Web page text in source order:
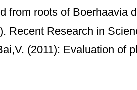
from roots of Boerhaavia
Recent Research in
(2011): Evaluation of